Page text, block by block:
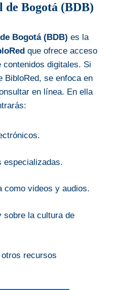
Bogotá (BDB)
Bogotá (BDB) es la
que ofrece acceso
contenidos digitales. Si
BibloRed, se enfoca en
en línea. En ella
especializadas.
como videos y audios.
sobre la cultura de
recursos